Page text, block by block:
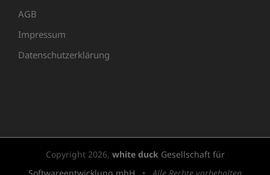
AGB
Impressum
Datenschutzerklärung
Copyright 2026, white duckGesellschaft für